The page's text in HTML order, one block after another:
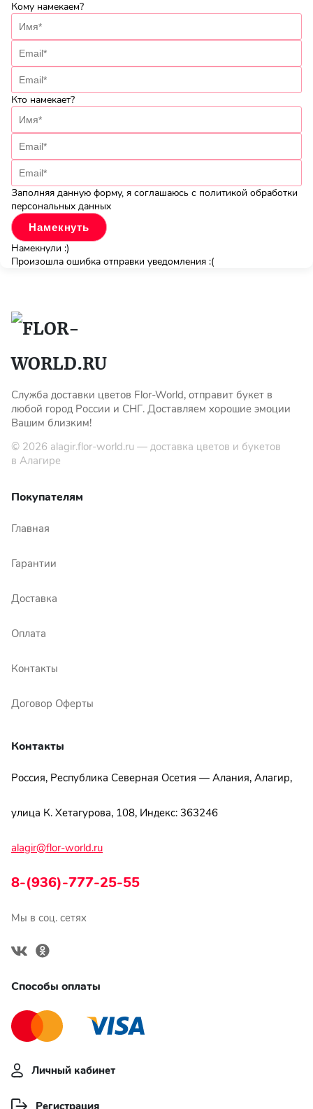
Кому намекаем?
Кто намекает?
Заполняя данную форму, я соглашаюсь с политикой обработки
персональных данных
Намекнули :)
Произошла ошибка отправки уведомления :(
Служба доставки цветов Flor-World, отправит букет в
любой город России и СНГ. Доставляем хорошие эмоции
Вашим близким!
© 2026 alagir.flor-world.ru — доставка цветов и букетов
в Алагире
Покупателям
Главная
Гарантии
Доставка
Оплата
Контакты
Договор Оферты
Контакты
Россия, Республика Северная Осетия — Алания, Алагир,
улица К. Хетагурова, 108, Индекс: 363246
alagir@flor-world.ru
8-(936)-777-25-55
Мы в соц. сетях
Способы оплаты
Личный кабинет